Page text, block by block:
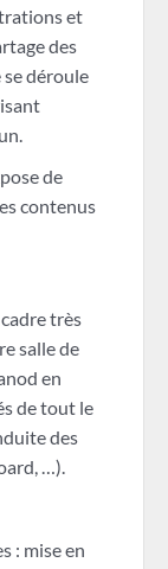
et
des
se déroule
de
contenus
très
salle de
en
de tout le
des
…).
: mise en